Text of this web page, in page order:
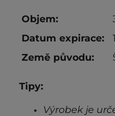
Objem:
Datum expirace:
Země původu:
Tipy:
Výrobek je